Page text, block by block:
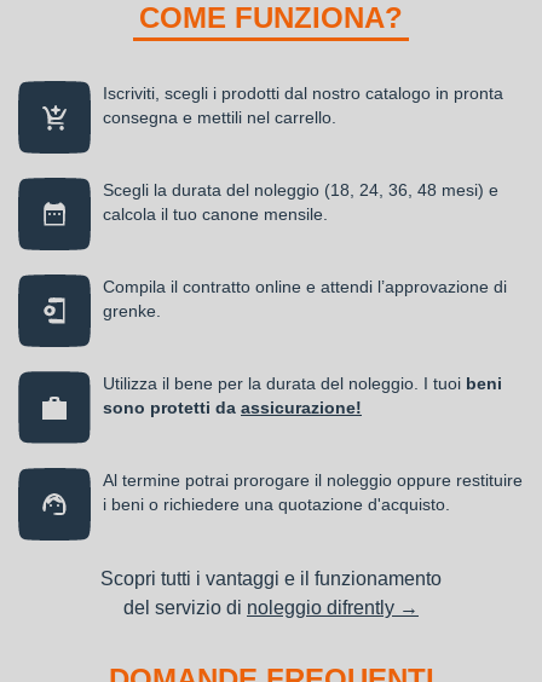
COME FUNZIONA?
Iscriviti, scegli i prodotti dal nostro catalogo in pronta
consegna e mettili nel carrello.
Scegli la durata del noleggio (18, 24, 36, 48 mesi) e
calcola il tuo canone mensile.
Compila il contratto online e attendi l’approvazione di
grenke.
Utilizza il bene per la durata del noleggio. I tuoi beni
sono protetti da assicurazione!
Al termine potrai prorogare il noleggio oppure restituire
i beni o richiedere una quotazione d'acquisto.
Scopri tutti i vantaggi e il funzionamento
del servizio di noleggio difrently →